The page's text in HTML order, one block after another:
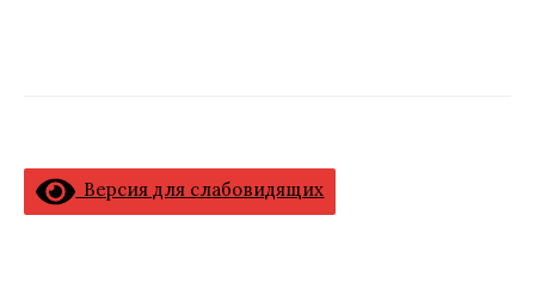
Версия для слабовидящих